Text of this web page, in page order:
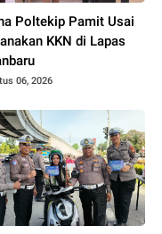
Poltekip Pamit Usai
KKN di Lapas
06, 2026